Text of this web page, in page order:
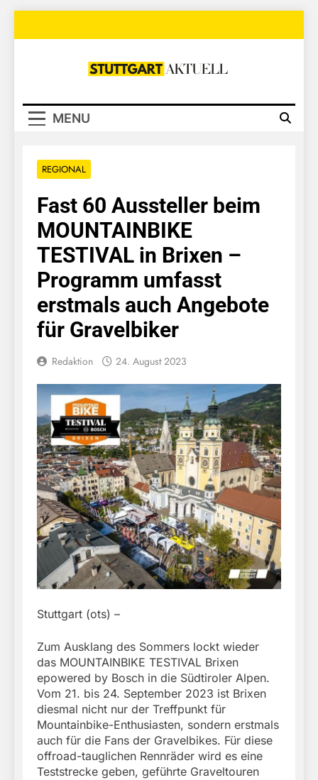
Stuttgart
MENU
REGIONAL
Fast 60 Aussteller beim
MOUNTAINBIKE
TESTIVAL in Brixen –
Programm umfasst
erstmals auch Angebote
für Gravelbiker
Redaktion 24. August 2023
Stuttgart (ots) –
Zum Ausklang des Sommers lockt wieder
das MOUNTAINBIKE TESTIVAL Brixen
epowered by Bosch in die Südtiroler Alpen.
Vom 21. bis 24. September 2023 ist Brixen
diesmal nicht nur der Treffpunkt für
Mountainbike-Enthusiasten, sondern erstmals
auch für die Fans der Gravelbikes. Für diese
offroad-tauglichen Rennräder wird es eine
Teststrecke geben, geführte Graveltouren